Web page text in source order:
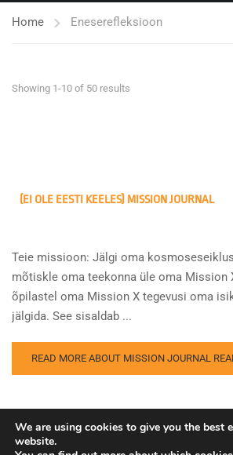
Home Eneserefleksioon
Showing 1-10 of 50 results
(EI OLE EESTI KEELES) MISSION JOURNAL
Teie missioon: Jälgi oma
mõtiskle oma teekonna üle oma Mission
õpilastel oma Mission X tegevusi oma
jälgida. See sisaldab ...
READ MORE ABOUT MISSION JOURNAL
We are using cookies to give you the best
website.